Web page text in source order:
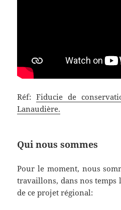
Réf:Fiducie de
Lanaudière.
Qui nous sommes
Pour le moment, nous
travaillons, dans nos temps
de ce projet régional: